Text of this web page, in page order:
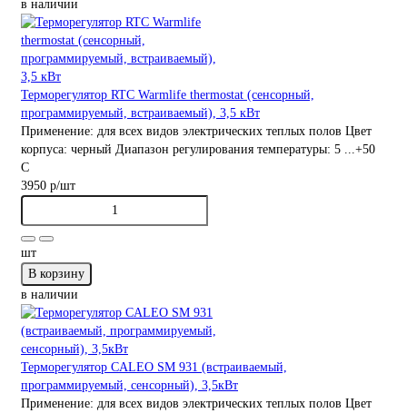
в наличии
Терморегулятор RTC Warmlife thermostat (сенсорный,
программируемый, встраиваемый), 3,5 кВт
Применение: для всех видов электрических теплых полов Цвет
корпуса: черный Диапазон регулирования температуры: 5 ...+50
С
3950 р/шт
шт
В корзину
в наличии
Терморегулятор CALEO SM 931 (встраиваемый,
программируемый, сенсорный), 3,5кВт
Применение: для всех видов электрических теплых полов Цвет